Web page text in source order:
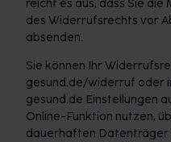
reicht es aus, dass Sie die
des Widerrufsrechts vor
absenden.
Sie können Ihr
gesund.de/widerruf oder
gesund.de Einstellungen
Online-Funktion nutzen,
dauerhaften Datenträger